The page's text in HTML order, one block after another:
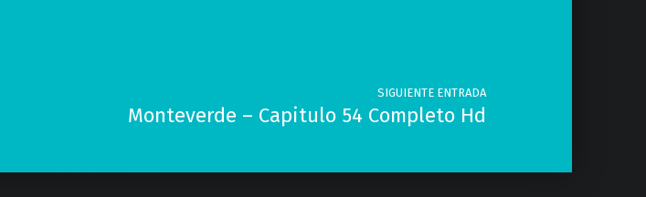
SIGUIENTE ENTRADA
Monteverde – Capitulo 54 Completo Hd